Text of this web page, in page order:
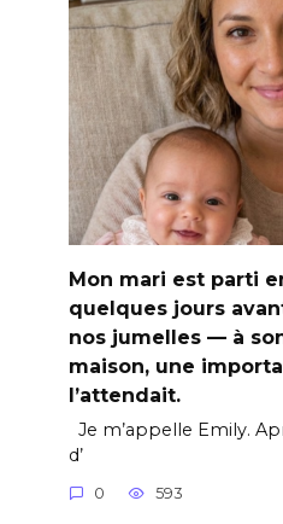
Mon mari est parti
quelques jours
nos jumelles — à
maison, une
l’attendait.
Je m’appelle Emily.
d’
0 593